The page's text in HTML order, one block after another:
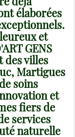
élaborées
et
GENS
des villes
Martigues
soins
et
fiers de
services
naturelle